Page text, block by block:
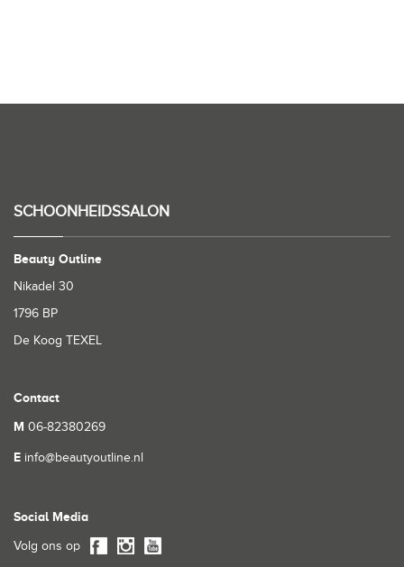
SCHOONHEIDSSALON
Beauty Outline
Nikadel 30
1796 BP
De Koog TEXEL
Contact
M 06-82380269
E info@beautyoutline.nl
Social Media
Volg ons op